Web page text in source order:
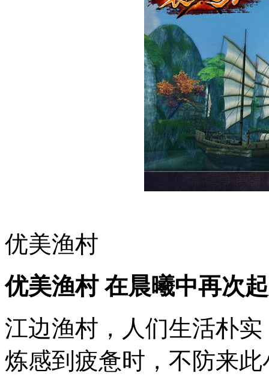
优美渔村
优美渔村 在晨曦中再次
江边渔村，人们生活朴
炼感到疲惫时，不防来